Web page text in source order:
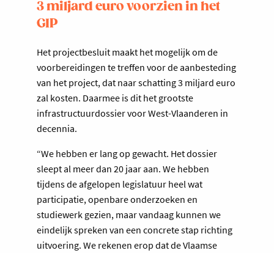
3 miljard euro voorzien in het
GIP
Het projectbesluit maakt het mogelijk om de
voorbereidingen te treffen voor de aanbesteding
van het project, dat naar schatting 3 miljard euro
zal kosten. Daarmee is dit het grootste
infrastructuurdossier voor West-Vlaanderen in
decennia.
“We hebben er lang op gewacht. Het dossier
sleept al meer dan 20 jaar aan. We hebben
tijdens de afgelopen legislatuur heel wat
participatie, openbare onderzoeken en
studiewerk gezien, maar vandaag kunnen we
eindelijk spreken van een concrete stap richting
uitvoering. We rekenen erop dat de Vlaamse